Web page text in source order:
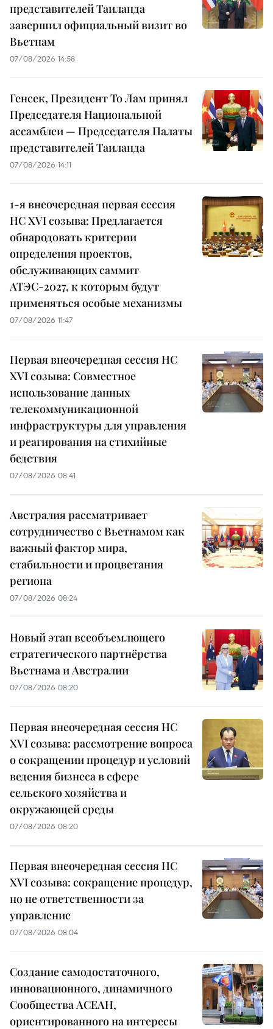
представителей Таиланда
завершил официальный визит во
Вьетнам
07/08/2026 14:58
Генсек, Президент То Лам принял
Председателя Национальной
ассамблеи — Председателя Палаты
представителей Таиланда
07/08/2026 14:11
1-я внеочередная первая сессия
НС XVI созыва: Предлагается
обнародовать критерии
определения проектов,
обслуживающих саммит
АТЭС-2027, к которым будут
применяться особые механизмы
07/08/2026 11:47
Первая внеочередная сессия НС
XVI созыва: Совместное
использование данных
телекоммуникационной
инфраструктуры для управления
и реагирования на стихийные
бедствия
07/08/2026 08:41
Австралия рассматривает
сотрудничество с Вьетнамом как
важный фактор мира,
стабильности и процветания
региона
07/08/2026 08:24
Новый этап всеобъемлющего
стратегического партнёрства
Вьетнама и Австралии
07/08/2026 08:20
Первая внеочередная сессия НС
XVI созыва: рассмотрение вопроса
о сокращении процедур и условий
ведения бизнеса в сфере
сельского хозяйства и
окружающей среды
07/08/2026 08:20
Первая внеочередная сессия НС
XVI созыва: сокращение процедур,
но не ответственности за
управление
07/08/2026 08:04
Создание самодостаточного,
инновационного, динамичного
Сообщества АСЕАН,
ориентированного на интересы